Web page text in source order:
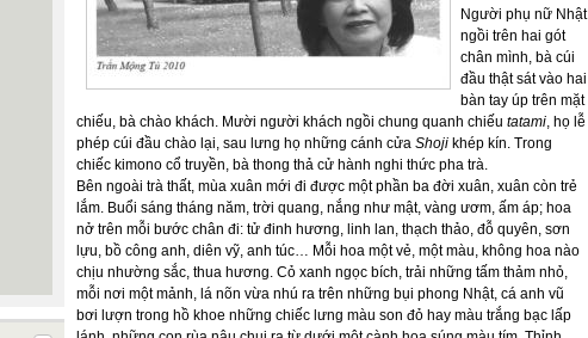
Người phụ nữ Nhật
ngồi trên hai gót
chân mình, bà cúi
đầu thật sát vào hai
bàn tay úp trên mặt
chiếu, bà chào khách. Mười người khách ngồi chung quanh chiếu tatami, họ lễ
phép cúi đầu chào lại, sau lưng họ những cánh cửa Shoji khép kín. Trong
chiếc kimono cổ truyền, bà thong thả cử hành nghi thức pha trà.
Bên ngoài trà thất, mùa xuân mới đi được một phần ba đời xuân, xuân còn trẻ
lắm. Buổi sáng tháng năm, trời quang, nắng như mật, vàng ươm, ấm áp; hoa
nở trên mỗi bước chân đi: tử đinh hương, linh lan, thạch thảo, đỗ quyên, sơn
lựu, bồ công anh, diên vỹ, anh túc… Mỗi hoa một vẻ, một màu, không hoa nào
chịu nhường sắc, thua hương. Cỏ xanh ngọc bích, trải những tấm thảm nhỏ,
mỗi nơi một mảnh, lá nõn vừa nhú ra trên những bụi phong Nhật, cá anh vũ
bơi lượn trong hồ khoe những chiếc lưng màu son đỏ hay màu trắng bạc lấp